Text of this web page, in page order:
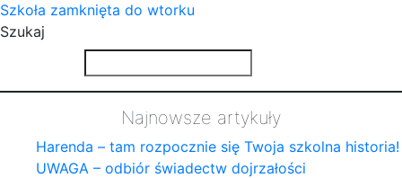
Szkoła zamknięta do wtorku
Szukaj
Najnowsze artykuły
Harenda – tam rozpocznie się Twoja szkolna historia!
UWAGA – odbiór świadectw dojrzałości